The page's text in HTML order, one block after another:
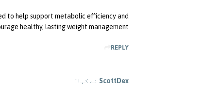
to help support metabolic efficiency and
healthy, lasting weight management.
REPLY
ScottDex نے کہا: